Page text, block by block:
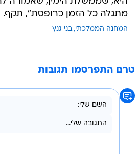
מתגלה כל הזמן כרופסת", תקף.
המחנה הממלכתי בני גנץ
טרם התפרסמו תגובות